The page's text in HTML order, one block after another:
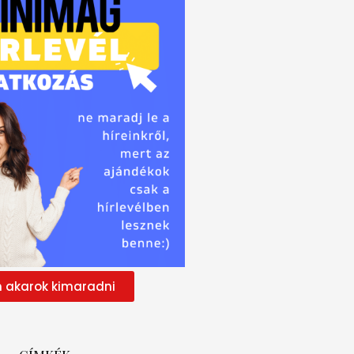
akarok kimaradni